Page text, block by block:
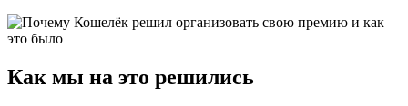
Как мы на это решились